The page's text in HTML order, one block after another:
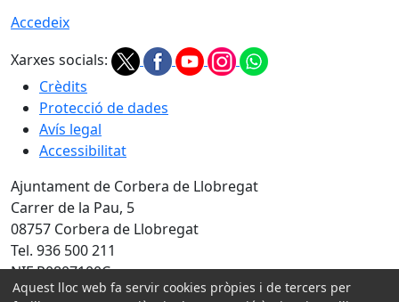
Accedeix
Xarxes socials:
Crèdits
Protecció de dades
Avís legal
Accessibilitat
Ajuntament de Corbera de Llobregat
Carrer de la Pau, 5
08757 Corbera de Llobregat
Tel. 936 500 211
NIF P0807100C
Aquest lloc web fa servir cookies pròpies i de tercers per